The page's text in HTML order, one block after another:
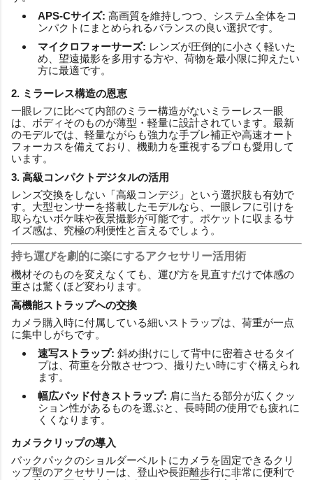
APS-Cサイズ: 高画質を維持しつつ、システム全体をコ
ンパクトにまとめられるバランスの良い選択です。
マイクロフォーサーズ: レンズが圧倒的に小さく軽いた
め、望遠撮影を多用する方や、荷物を最小限に抑えたい
方に最適です。
2. ミラーレス構造の恩恵
一眼レフに比べて内部のミラー構造がないミラーレス一眼
は、ボディそのものが薄型・軽量に設計されています。最新
のモデルでは、軽量ながらも強力な手ブレ補正や高速オート
フォーカスを備えており、機動力を重視するプロも愛用して
います。
3. 高級コンパクトデジタルの活用
レンズ交換をしない「高級コンデジ」という選択肢も有効で
す。大型センサーを搭載したモデルなら、一眼レフに引けを
取らないボケ味や夜景撮影が可能です。ポケットに収まるサ
イズ感は、究極の利便性と言えるでしょう。
持ち運びを劇的に楽にするアクセサリー活用術
機材そのものを変えなくても、運び方を見直すだけで体感の
重さは驚くほど変わります。
高機能ストラップへの交換
カメラ購入時に付属している細いストラップは、荷重が一点
に集中しがちです。
速写ストラップ: 斜め掛けにして背中に密着させるタイ
プは、荷重を分散させつつ、撮りたい時にすぐ構えられ
ます。
幅広パッド付きストラップ: 肩に当たる部分が広くクッ
ション性があるものを選ぶと、長時間の使用でも疲れに
くくなります。
カメラクリップの導入
バックパックのショルダーベルトにカメラを固定できるクリ
ップ型のアクセサリーは、登山や長距離歩行に非常に便利で